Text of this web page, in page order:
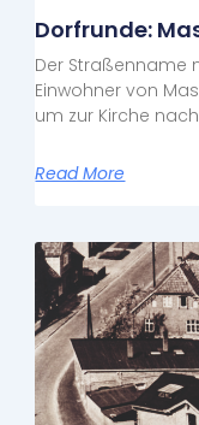
Dorfrunde:
Der Straßenname
Einwohner von
um zur Kirche
Read More